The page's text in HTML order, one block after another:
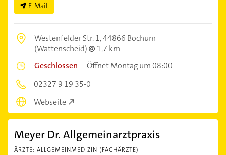
E-Mail
Westenfelder Str. 1,44866 Bochum
(Wattenscheid)
1,7 km
Geschlossen –Öffnet Montag um 08:00
02327 9 19 35-0
Webseite
Meyer Dr. Allgemeinarztpraxis
ÄRZTE: ALLGEMEINMEDIZIN (FACHÄRZTE)